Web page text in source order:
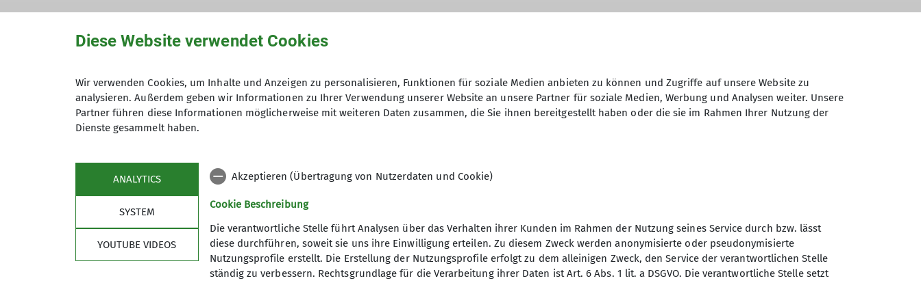
Hiermit erkläre ich mich einverstanden, dass meine in das Kontaktformular eingegebenen Daten elektronisch gesichert und zum
Zweck der Kontaktaufnahme verarbeitet und genutzt werden. Mir ist bekannt, dass ich meine Einwilligung jederzeit wiederrufen kann.
*
Mit (*) markierte Felder sind Pflichtfelder
Sektion Tutzing des
Diese Website verwendet Cookies
Wir verwenden Cookies, um Inhalte und Anzeigen zu personalisieren, Funktionen für soziale Medien anbieten zu können und Zugriffe auf unsere Website zu
analysieren. Außerdem geben wir Informationen zu Ihrer Verwendung unserer Website an unsere Partner für soziale Medien, Werbung und Analysen weiter. Unsere
Partner führen diese Informationen möglicherweise mit weiteren Daten zusammen, die Sie ihnen bereitgestellt haben oder die sie im Rahmen Ihrer Nutzung der
Dienste gesammelt haben.
ANALYTICS
SYSTEM
YOUTUBE VIDEOS
Akzeptieren (Übertragung von Nutzerdaten und Cookie)
Cookie Beschreibung
Die verantwortliche Stelle führt Analysen über das Verhalten ihrer Kunden im Rahmen der Nutzung seines Service durch bzw. lässt
diese durchführen, soweit sie uns ihre Einwilligung erteilen. Zu diesem Zweck werden anonymisierte oder pseudonymisierte
Nutzungsprofile erstellt. Die Erstellung der Nutzungsprofile erfolgt zu dem alleinigen Zweck, den Service der verantwortlichen Stelle
ständig zu verbessern. Rechtsgrundlage für die Verarbeitung ihrer Daten ist Art. 6 Abs. 1 lit. a DSGVO. Die verantwortliche Stelle setzt